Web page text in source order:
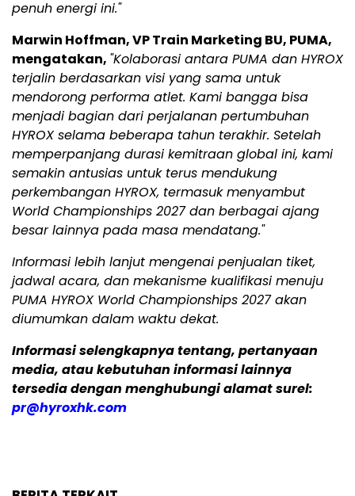
penuh energi ini."
Marwin Hoffman, VP Train Marketing BU, PUMA,
mengatakan, "Kolaborasi antara PUMA dan HYROX
terjalin berdasarkan visi yang sama untuk
mendorong performa atlet. Kami bangga bisa
menjadi bagian dari perjalanan pertumbuhan
HYROX selama beberapa tahun terakhir. Setelah
memperpanjang durasi kemitraan global ini, kami
semakin antusias untuk terus mendukung
perkembangan HYROX, termasuk menyambut
World Championships 2027 dan berbagai ajang
besar lainnya pada masa mendatang."
Informasi lebih lanjut mengenai penjualan tiket,
jadwal acara, dan mekanisme kualifikasi menuju
PUMA HYROX World Championships 2027 akan
diumumkan dalam waktu dekat.
Informasi selengkapnya tentang, pertanyaan
media, atau kebutuhan informasi lainnya
tersedia dengan menghubungi alamat surel:
pr@hyroxhk.com